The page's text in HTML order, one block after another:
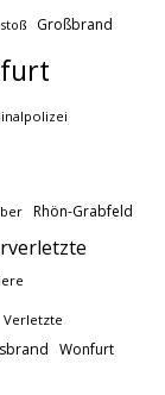
Großbrand
Rhön-Grabfeld
Verletzte
Wonfurt